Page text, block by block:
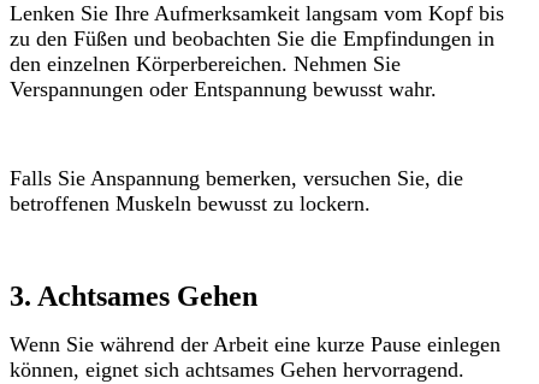
Lenken Sie Ihre Aufmerksamkeit langsam vom Kopf bis
zu den Füßen und beobachten Sie die Empfindungen in
den einzelnen Körperbereichen. Nehmen Sie
Verspannungen oder Entspannung bewusst wahr.
Falls Sie Anspannung bemerken, versuchen Sie, die
betroffenen Muskeln bewusst zu lockern.
3. Achtsames Gehen
Wenn Sie während der Arbeit eine kurze Pause einlegen
können, eignet sich achtsames Gehen hervorragend.